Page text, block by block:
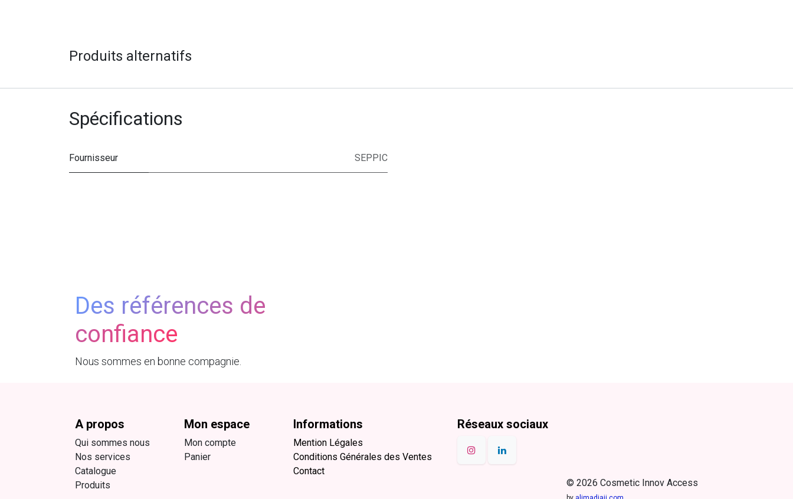
Produits alternatifs
Spécifications
Fournisseur SEPPIC
Des références de
confiance
Nous sommes en bonne compagnie.
A propos
Qui sommes nous
Nos services
Catalogue
Produits
Mon espace
Mon compte
Panier
Informations
Mention Légales
Conditions Générales des Ventes
Contact
Réseaux sociaux
© 2026 Cosmetic Innov Access